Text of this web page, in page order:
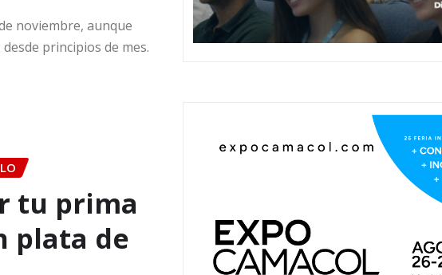
noviembre, aunque
principios de mes.
tu prima
plata de